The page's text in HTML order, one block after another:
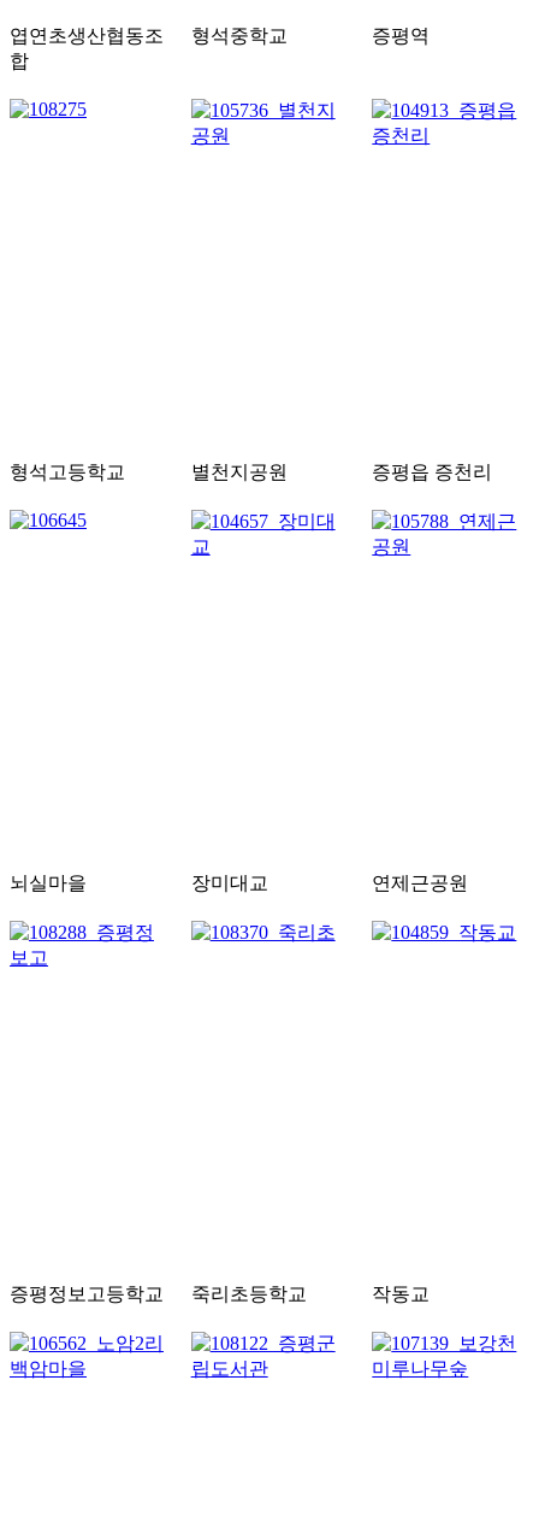
엽연초생산협동조
합
형석중학교 증평역
형석고등학교 별천지공원 증평읍 증천리
뇌실마을 장미대교 연제근공원
증평정보고등학교 죽리초등학교 작동교